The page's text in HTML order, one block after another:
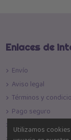
Enlaces de
Envío
Aviso legal
Términos y
Pago seguro
Política de
Utilizamos